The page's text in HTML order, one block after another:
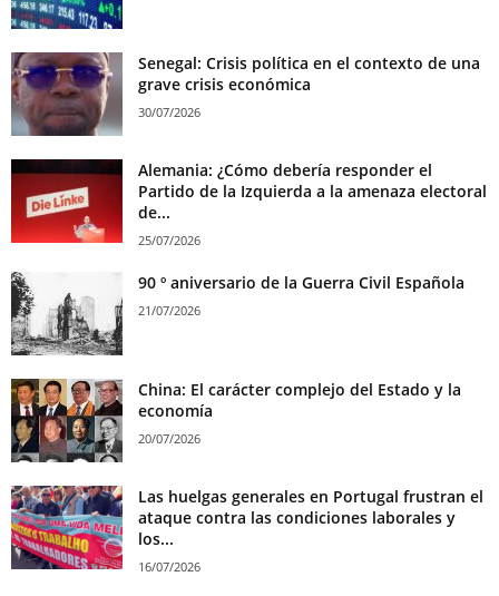
Senegal: Crisis política en el contexto de una
grave crisis económica
30/07/2026
Alemania: ¿Cómo debería responder el
Partido de la Izquierda a la amenaza electoral
de...
25/07/2026
90 º aniversario de la Guerra Civil Española
21/07/2026
China: El carácter complejo del Estado y la
economía
20/07/2026
Las huelgas generales en Portugal frustran el
ataque contra las condiciones laborales y
los...
16/07/2026